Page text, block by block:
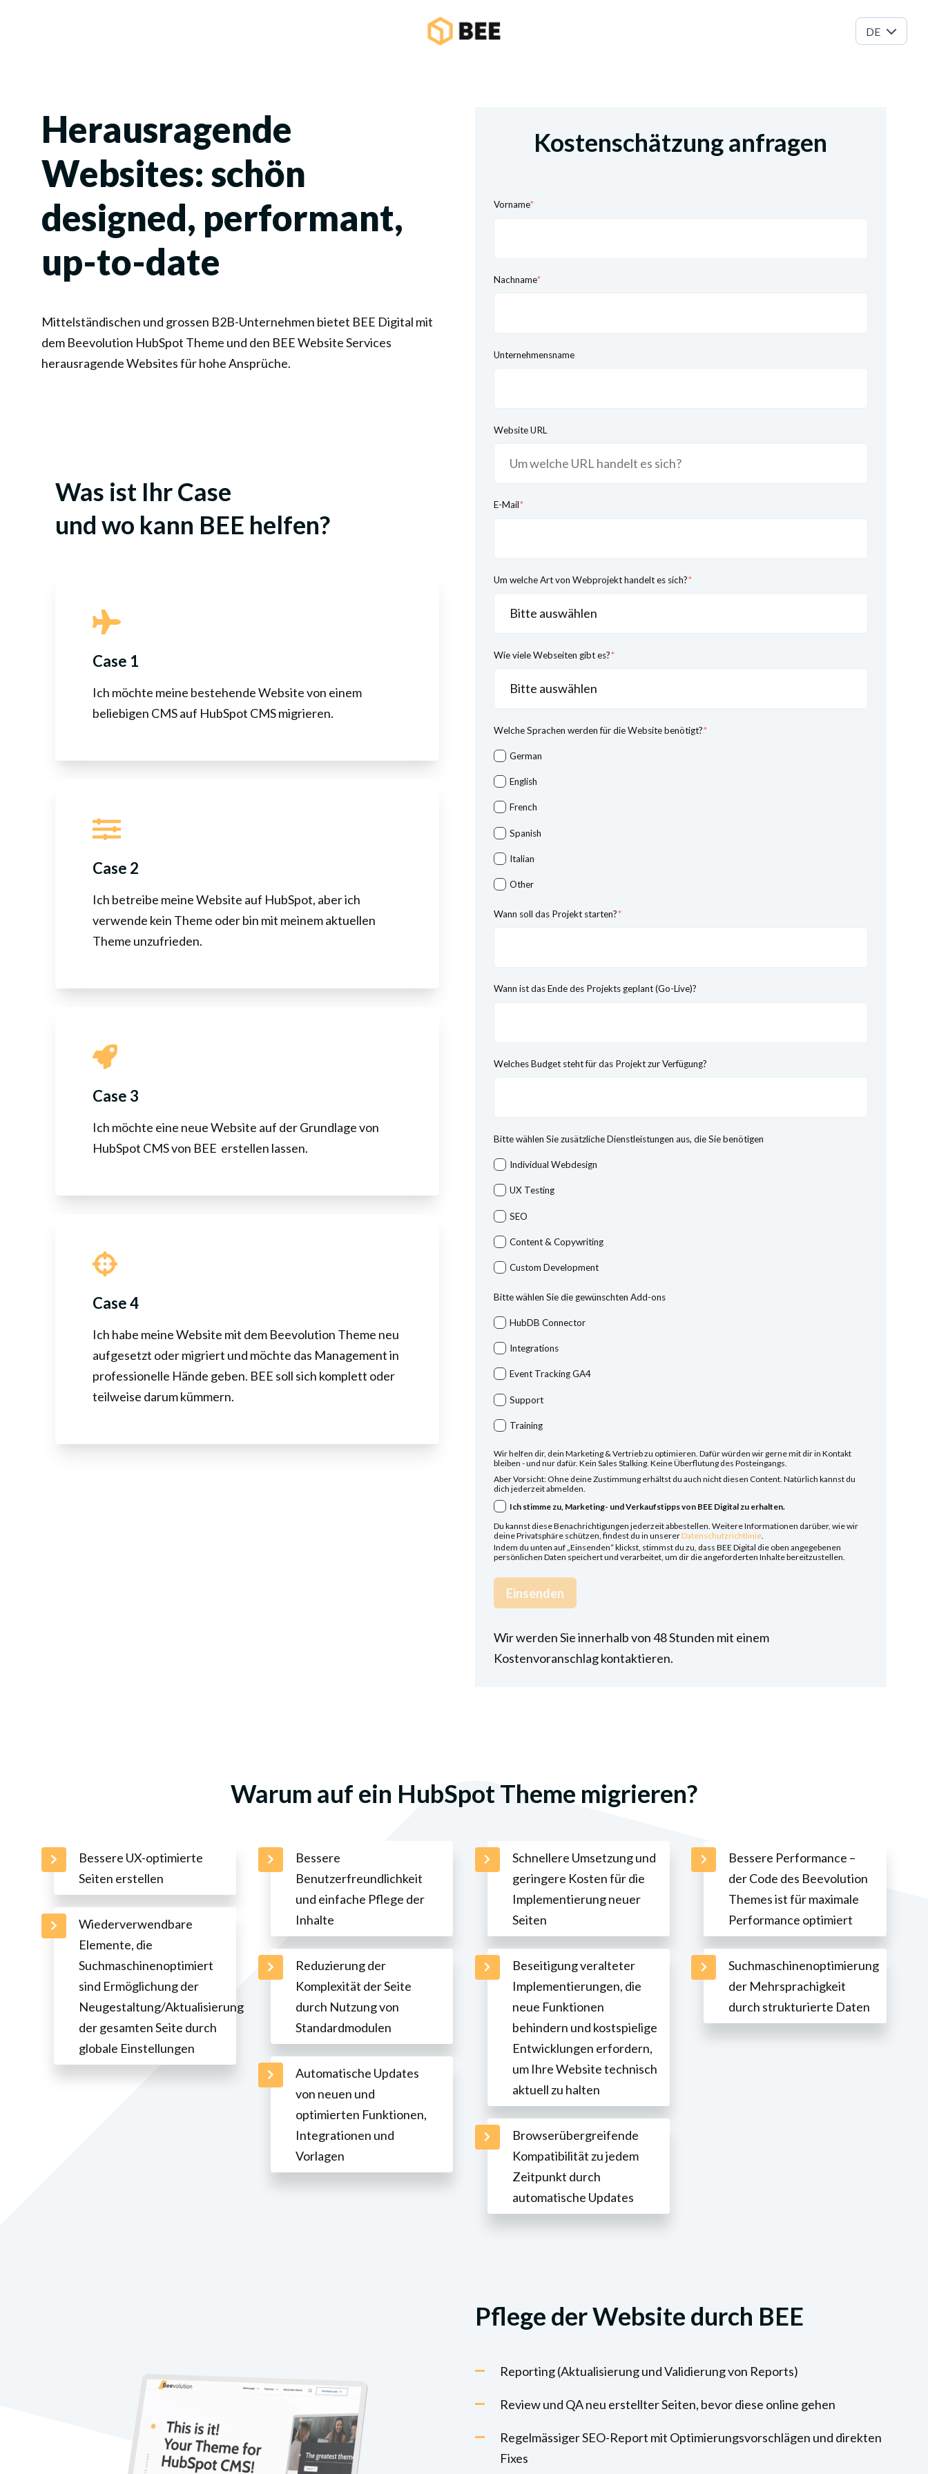
DE
Herausragende
Websites: schön
designed, performant,
up-to-date
Mittelständischen und grossen B2B-Unternehmen bietet BEE Digital mit
dem Beevolution HubSpot Theme und den BEE Website Services
herausragende Websites für hohe Ansprüche.
Was ist Ihr Case
und wo kann BEE helfen?
Case 1
Ich möchte meine bestehende Website von einem
beliebigen CMS auf HubSpot CMS migrieren.
Case 2
Ich betreibe meine Website auf HubSpot, aber ich
verwende kein Theme oder bin mit meinem aktuellen
Theme unzufrieden.
Case 3
Ich möchte eine neue Website auf der Grundlage von
HubSpot CMS von BEE erstellen lassen.
Case 4
Ich habe meine Website mit dem Beevolution Theme neu
aufgesetzt oder migriert und möchte das Management in
professionelle Hände geben. BEE soll sich komplett oder
teilweise darum kümmern.
Kostenschätzung anfragen
Vorname*
Nachname*
Unternehmensname
Website URL
E-Mail*
Um welche Art von Webprojekt handelt es sich?*
Wie viele Webseiten gibt es?*
Welche Sprachen werden für die Website benötigt?*
German
English
French
Spanish
Italian
Other
Wann soll das Projekt starten?*
Wann ist das Ende des Projekts geplant (Go-Live)?
Welches Budget steht für das Projekt zur Verfügung?
Bitte wählen Sie zusätzliche Dienstleistungen aus, die Sie benötigen
Individual Webdesign
UX Testing
SEO
Content & Copywriting
Custom Development
Bitte wählen Sie die gewünschten Add-ons
HubDB Connector
Integrations
Event Tracking GA4
Support
Training
Wir helfen dir, dein Marketing & Vertrieb zu optimieren. Dafür würden wir gerne mit dir in Kontakt
bleiben - und nur dafür. Kein Sales Stalking. Keine Überflutung des Posteingangs.
Aber Vorsicht: Ohne deine Zustimmung erhältst du auch nicht diesen Content. Natürlich kannst du
dich jederzeit abmelden.
Ich stimme zu, Marketing- und Verkaufstipps von BEE Digital zu erhalten.
Du kannst diese Benachrichtigungen jederzeit abbestellen. Weitere Informationen darüber, wie wir
deine Privatsphäre schützen, findest du in unserer Datenschutzrichtlinie.
Indem du unten auf „Einsenden“ klickst, stimmst du zu, dass BEE Digital die oben angegebenen
persönlichen Daten speichert und verarbeitet, um dir die angeforderten Inhalte bereitzustellen.
Wir werden Sie innerhalb von 48 Stunden mit einem
Kostenvoranschlag kontaktieren.
Warum auf ein HubSpot Theme migrieren?
Bessere UX-optimierte
Seiten erstellen
Wiederverwendbare
Elemente, die
Suchmaschinenoptimiert
sind Ermöglichung der
Neugestaltung/Aktualisierung
der gesamten Seite durch
globale Einstellungen
Bessere
Benutzerfreundlichkeit
und einfache Pflege der
Inhalte
Reduzierung der
Komplexität der Seite
durch Nutzung von
Standardmodulen
Automatische Updates
von neuen und
optimierten Funktionen,
Integrationen und
Vorlagen
Schnellere Umsetzung und
geringere Kosten für die
Implementierung neuer
Seiten
Beseitigung veralteter
Implementierungen, die
neue Funktionen
behindern und kostspielige
Entwicklungen erfordern,
um Ihre Website technisch
aktuell zu halten
Browserübergreifende
Kompatibilität zu jedem
Zeitpunkt durch
automatische Updates
Bessere Performance –
der Code des Beevolution
Themes ist für maximale
Performance optimiert
Suchmaschinenoptimierung
der Mehrsprachigkeit
durch strukturierte Daten
Pflege der Website durch BEE
Reporting (Aktualisierung und Validierung von Reports)
Review und QA neu erstellter Seiten, bevor diese online gehen
Regelmässiger SEO-Report mit Optimierungsvorschlägen und direkten
Fixes